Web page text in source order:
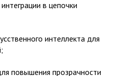
в цепочки
интеллекта для
повышения прозрачности